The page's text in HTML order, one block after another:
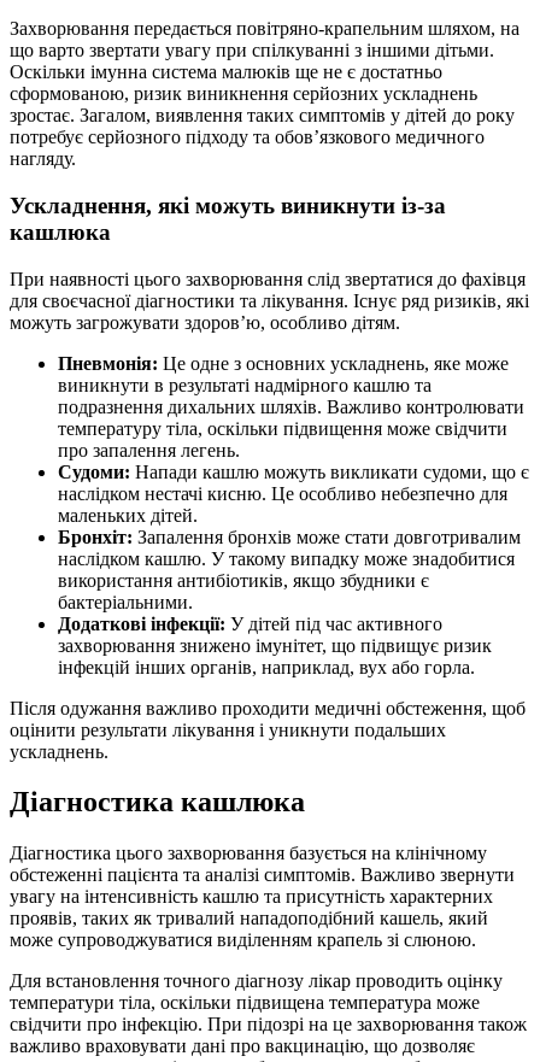
Захворювання передається повітряно-крапельним шляхом, на
що варто звертати увагу при спілкуванні з іншими дітьми.
Оскільки імунна система малюків ще не є достатньо
сформованою, ризик виникнення серйозних ускладнень
зростає. Загалом, виявлення таких симптомів у дітей до року
потребує серйозного підходу та обов’язкового медичного
нагляду.
Ускладнення, які можуть виникнути із-за
кашлюка
При наявності цього захворювання слід звертатися до фахівця
для своєчасної діагностики та лікування. Існує ряд ризиків, які
можуть загрожувати здоров’ю, особливо дітям.
Пневмонія: Це одне з основних ускладнень, яке може
виникнути в результаті надмірного кашлю та
подразнення дихальних шляхів. Важливо контролювати
температуру тіла, оскільки підвищення може свідчити
про запалення легень.
Судоми: Напади кашлю можуть викликати судоми, що є
наслідком нестачі кисню. Це особливо небезпечно для
маленьких дітей.
Бронхіт: Запалення бронхів може стати довготривалим
наслідком кашлю. У такому випадку може знадобитися
використання антибіотиків, якщо збудники є
бактеріальними.
Додаткові інфекції: У дітей під час активного
захворювання знижено імунітет, що підвищує ризик
інфекцій інших органів, наприклад, вух або горла.
Після одужання важливо проходити медичні обстеження, щоб
оцінити результати лікування і уникнути подальших
ускладнень.
Діагностика кашлюка
Діагностика цього захворювання базується на клінічному
обстеженні пацієнта та аналізі симптомів. Важливо звернути
увагу на інтенсивність кашлю та присутність характерних
проявів, таких як тривалий нападоподібний кашель, який
може супроводжуватися виділенням крапель зі слюною.
Для встановлення точного діагнозу лікар проводить оцінку
температури тіла, оскільки підвищена температура може
свідчити про інфекцію. При підозрі на це захворювання також
важливо враховувати дані про вакцинацію, що дозволяє